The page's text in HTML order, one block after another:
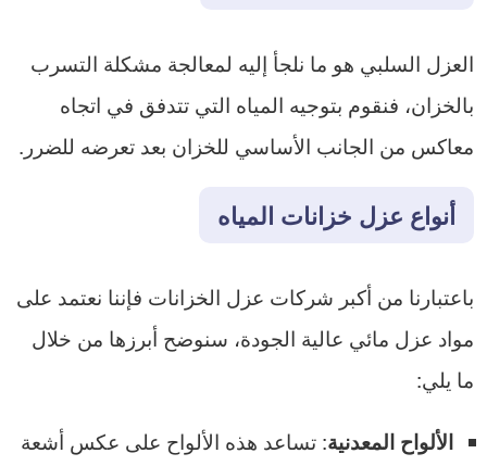
العزل السلبي هو ما نلجأ إليه لمعالجة مشكلة التسرب
بالخزان، فنقوم بتوجيه المياه التي تتدفق في اتجاه
معاكس من الجانب الأساسي للخزان بعد تعرضه للضرر.
أنواع عزل خزانات المياه
باعتبارنا من أكبر شركات عزل الخزانات فإننا نعتمد على
مواد عزل مائي عالية الجودة، سنوضح أبرزها من خلال
ما يلي:
الألواح المعدنية: تساعد هذه الألواح على عكس أشعة